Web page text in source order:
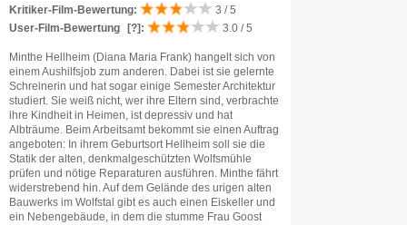
Kritiker-Film-Bewertung:
3 / 5
User-Film-Bewertung
[?] : 3.0 / 5
Minthe Hellheim (Diana Maria Frank) hangelt sich von
einem Aushilfsjob zum anderen. Dabei ist sie gelernte
Schreinerin und hat sogar einige Semester Architektur
studiert. Sie weiß nicht, wer ihre Eltern sind, verbrachte
ihre Kindheit in Heimen, ist depressiv und hat
Albträume. Beim Arbeitsamt bekommt sie einen Auftrag
angeboten: In ihrem Geburtsort Hellheim soll sie die
Statik der alten, denkmalgeschützten Wolfsmühle
prüfen und nötige Reparaturen ausführen. Minthe fährt
widerstrebend hin. Auf dem Gelände des urigen alten
Bauwerks im Wolfstal gibt es auch einen Eiskeller und
ein Nebengebäude, in dem die stumme Frau Goost